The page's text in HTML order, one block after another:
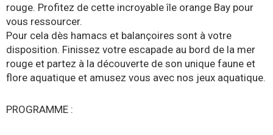
rouge. Profitez de cette incroyable île orange Bay pour
vous ressourcer.
Pour cela dès hamacs et balançoires sont à votre
disposition. Finissez votre escapade au bord de la mer
rouge et partez à la découverte de son unique faune et
flore aquatique et amusez vous avec nos jeux aquatique.
PROGRAMME :